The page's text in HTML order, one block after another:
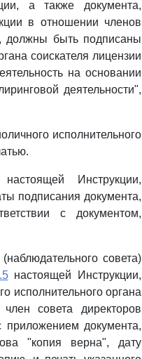
а также документа,
в отношении членов
должны быть подписаны
соискателя лицензии
на основании
деятельности",
исполнительного
Инструкции,
подписания документа,
с документом,
совета)
настоящей Инструкции,
исполнительного органа
совета директоров
приложением документа,
"копия верна", дату